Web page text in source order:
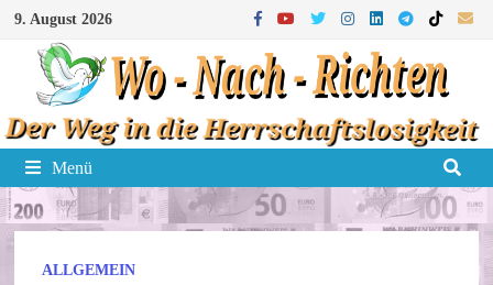
Zum
Inhalt
springen
9. August 2026
Menü
ALLGEMEIN